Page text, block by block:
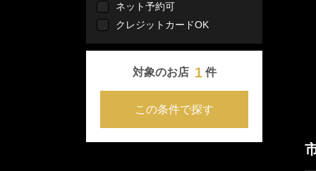
ネット予約可
クレジットカードOK
対象のお店 1 件
この条件で探す